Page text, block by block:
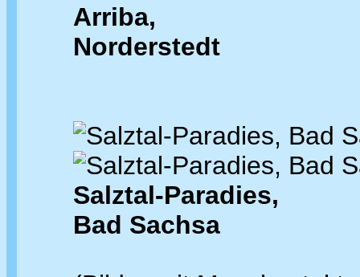
Arriba,
Norderstedt
Salztal-Paradies,
Bad Sachsa